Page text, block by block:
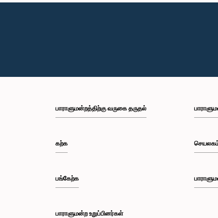
பாராளுமன்றத்திற்கு வருகை தருதல்
கற்க
பங்கேற்க
பாராளுமன்ற உறுப்பினர்கள்